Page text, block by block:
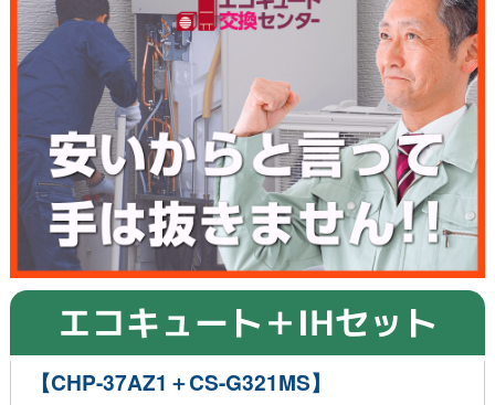
エコキュート＋IHセット
【CHP-37AZ1＋CS-G321MS】